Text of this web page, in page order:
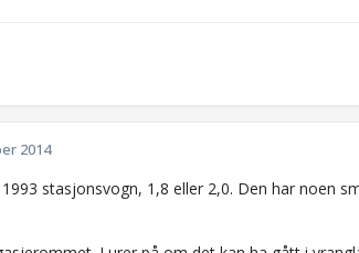
2014
stasjonsvogn, 1,8 eller 2,0. Den har noen